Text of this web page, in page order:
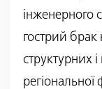
інженерного
гострий брак
структурних
регіональної